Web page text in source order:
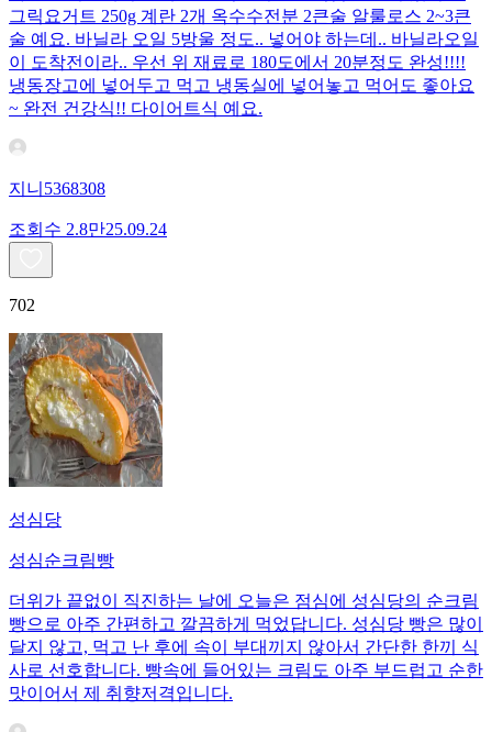
그릭요거트 250g 계란 2개 옥수수전분 2큰술 알룰로스 2~3큰
술 예요. 바닐라 오일 5방울 정도.. 넣어야 하는데.. 바닐라오일
이 도착전이라.. 우선 위 재료로 180도에서 20분정도 완성!!!!
냉동장고에 넣어두고 먹고 냉동실에 넣어놓고 먹어도 좋아요
~ 완전 건강식!! 다이어트식 예요.
지니5368308
조회수 2.8만25.09.24
702
성심당
성심순크림빵
더위가 끝없이 직진하는 날에 오늘은 점심에 성심당의 순크림
빵으로 아주 간편하고 깔끔하게 먹었답니다. 성심당 빵은 많이
달지 않고, 먹고 난 후에 속이 부대끼지 않아서 간단한 한끼 식
사로 선호합니다. 빵속에 들어있는 크림도 아주 부드럽고 순한
맛이어서 제 취향저격입니다.